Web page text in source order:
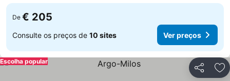
De € 205
Consulte os preços de 10 sites Ver preços
Partilhar
Escolha popular